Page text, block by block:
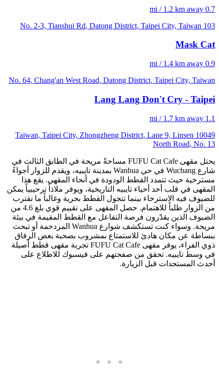
0.7 mi / 1.2 km away
No. 2-3, Tianshui Rd, Datong District, Taipei City, Taiwan 103
Mask Cat
0.9 mi / 1.4 km away
No. 64, Chang'an West Road, Datong District, Taipei City, Taiwan
Lang Lang Don't Cry - Taipei
1.1 mi / 1.7 km away
10049 Taiwan, Taipei City, Zhongzheng District, Lane 9, Linsen
North Road, No. 13
يحتل مقهى FUFU Cat Cafe مساحةً مريحة في الطابق الثالث في
شارع Wuchang في حي Wanhua بمدينة تايبيه، ويقدم للزوار أجواءً
مسترخية حيث تتمدد القطط الودودة في أنحاء المقهى. يقع هذا
المقهى في قلب أحد أحياء تايبيه التاريخية، ويوفر ملاذاً ترحيبياً يمكن
للضيوف فيه الاسترخاء بينما تتجول القطط بحرية وغالباً ما تقترب
من الزوار طلباً للاهتمام. حصل المقهى على تقييم قوي بلغ 4.6 من
الضيوف الذين يقدّرون فرصة التفاعل مع القطط المقيمة في بيئة
مريحة. وسواء كنت تستكشف شوارع Wanhua المزدحمة أو تبحث
ببساطة عن مكان هادئ للاستمتاع بمشروب بصحبة بعض الرفاق
ذوي الفراء، يوفر مقهى FUFU Cat Cafe تجربة مقهى قطط أصيلة
في وسط تايبيه. تحقق من صفحتهم على فيسبوك للاطلاع على
أحدث المستجدات قبل الزيارة.